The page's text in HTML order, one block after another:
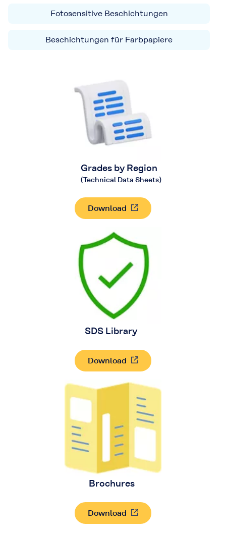
Fotosensitive Beschichtungen
Beschichtungen für Farbpapiere
Grades by Region
(Technical Data Sheets)
Download
SDS Library
Download
Brochures
Download